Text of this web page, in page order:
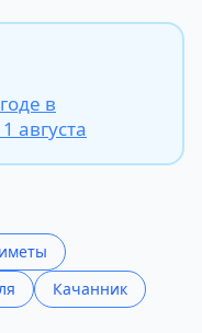
в
августа
Качанник